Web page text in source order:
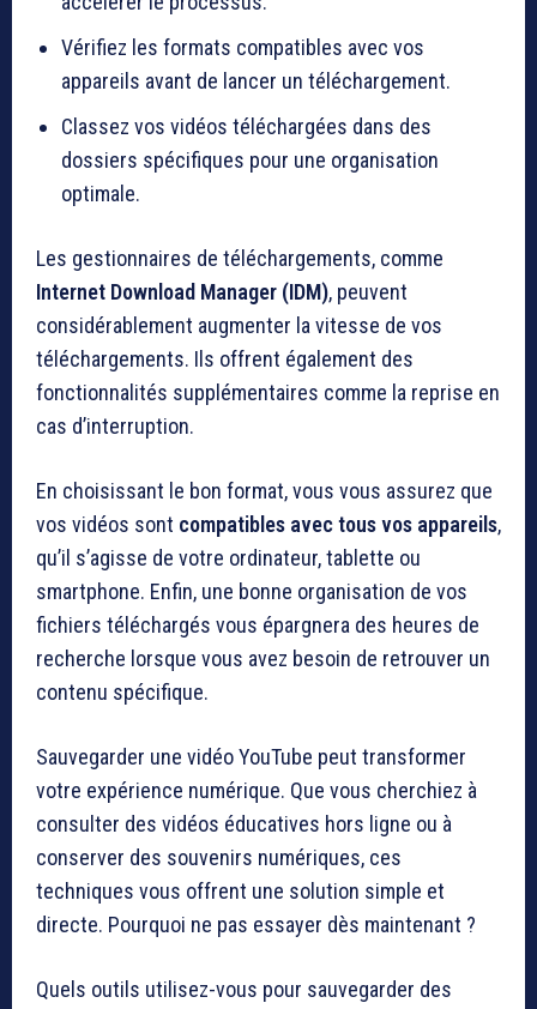
Vérifiez les formats compatibles avec vos
appareils avant de lancer un téléchargement.
Classez vos vidéos téléchargées dans des
dossiers spécifiques pour une organisation
optimale.
Les gestionnaires de téléchargements, comme
Internet Download Manager (IDM), peuvent
considérablement augmenter la vitesse de vos
téléchargements. Ils offrent également des
fonctionnalités supplémentaires comme la reprise en
cas d’interruption.
En choisissant le bon format, vous vous assurez que
vos vidéos sont compatibles avec tous vos appareils,
qu’il s’agisse de votre ordinateur, tablette ou
smartphone. Enfin, une bonne organisation de vos
fichiers téléchargés vous épargnera des heures de
recherche lorsque vous avez besoin de retrouver un
contenu spécifique.
Sauvegarder une vidéo YouTube peut transformer
votre expérience numérique. Que vous cherchiez à
consulter des vidéos éducatives hors ligne ou à
conserver des souvenirs numériques, ces
techniques vous offrent une solution simple et
directe. Pourquoi ne pas essayer dès maintenant ?
Quels outils utilisez-vous pour sauvegarder des